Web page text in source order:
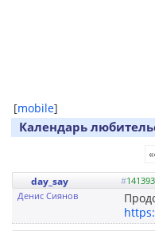
[mobile]
Календарь
day_say #
Денис Сиянов